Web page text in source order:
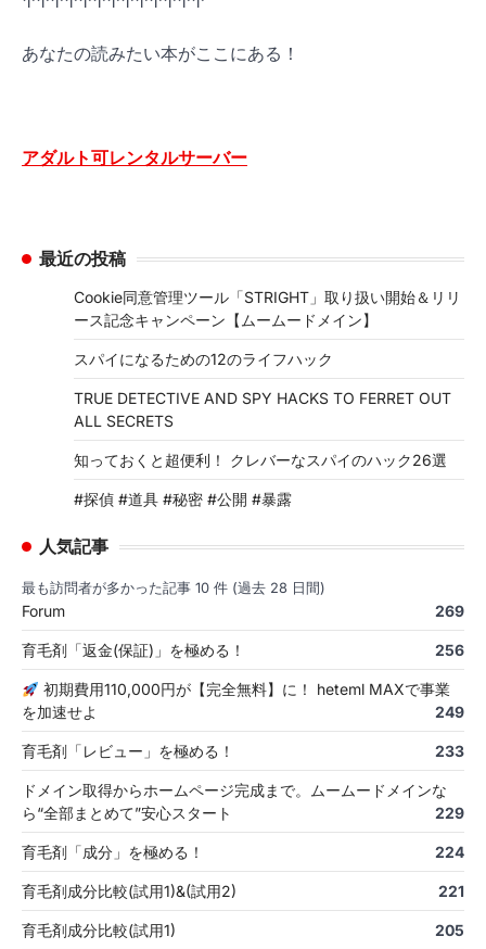
あなたの読みたい本がここにある！
アダルト可レンタルサーバー
最近の投稿
Cookie同意管理ツール「STRIGHT」取り扱い開始＆リリ
ース記念キャンペーン【ムームードメイン】
スパイになるための12のライフハック
TRUE DETECTIVE AND SPY HACKS TO FERRET OUT
ALL SECRETS
知っておくと超便利！ クレバーなスパイのハック26選
#探偵 #道具 #秘密 #公開 #暴露
人気記事
最も訪問者が多かった記事 10 件 (過去 28 日間)
Forum 269
育毛剤「返金(保証)」を極める！ 256
初期費用110,000円が【完全無料】に！ heteml MAXで事業
を加速せよ
249
育毛剤「レビュー」を極める！ 233
ドメイン取得からホームページ完成まで。ムームードメインな
ら“全部まとめて”安心スタート
229
育毛剤「成分」を極める！ 224
育毛剤成分比較(試用1)&(試用2) 221
育毛剤成分比較(試用1) 205